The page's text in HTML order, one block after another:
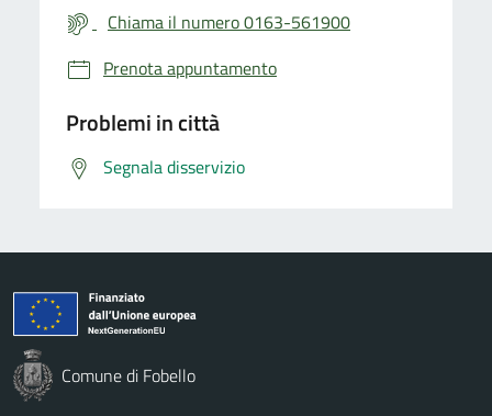
Chiama il numero 0163-561900
Prenota appuntamento
Problemi in città
Segnala disservizio
Comune di Fobello